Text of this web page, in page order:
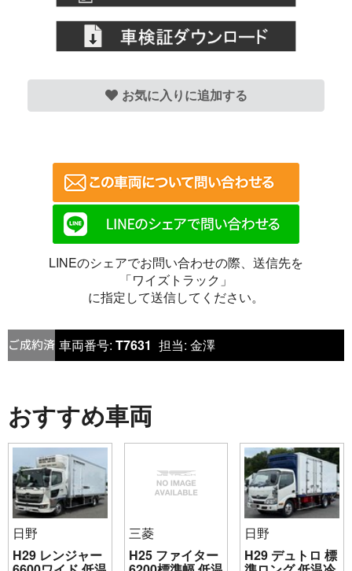
お気に入りに追加する
LINEのシェアでお問い合わせの際、送信先を
「ワイズトラック」
に指定して送信してください。
車両番号: T7631 担当: 金澤
おすすめ車両
日野
H29 レンジャー
三菱
H25 ファイター
日野
H29 デュトロ 標